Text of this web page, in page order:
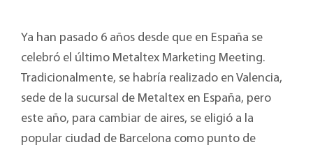
Ya han pasado 6 años desde que en España se
celebró el último Metaltex Marketing Meeting.
Tradicionalmente, se habría realizado en Valencia,
sede de la sucursal de Metaltex en España, pero
este año, para cambiar de aires, se eligió a la
popular ciudad de Barcelona como punto de